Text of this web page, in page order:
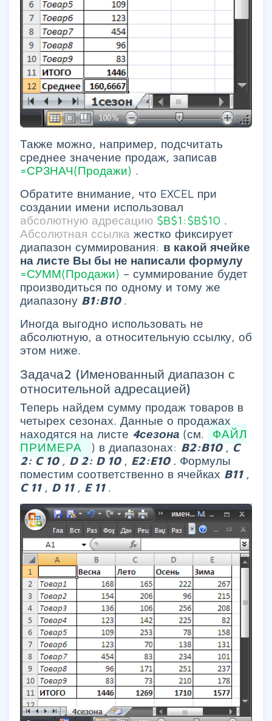
Также можно, например, подсчитать
среднее значение продаж, записав
=СРЗНАЧ(Продажи) .
Обратите внимание, что EXCEL при
создании имени использовал
абсолютную адресацию $B$1:$B$10 .
Абсолютная ссылка жестко фиксирует
диапазон суммирования: в какой ячейке
на листе Вы бы не написали формулу
=СУММ(Продажи) – суммирование будет
производиться по одному и тому же
диапазону B1:B10 .
Иногда выгодно использовать не
абсолютную, а относительную ссылку, об
этом ниже.
Задача2 (Именованный диапазон с
относительной адресацией)
Теперь найдем сумму продаж товаров в
четырех сезонах. Данные о продажах
находятся на листе 4сезона (см.
ФАЙЛ
ПРИМЕРА
) в диапазонах: B2:B10 , C
2: C 10 , D 2: D 10 , E2:E10 . Формулы
поместим соответственно в ячейках B11 ,
C 11 , D 11 , E 11 .